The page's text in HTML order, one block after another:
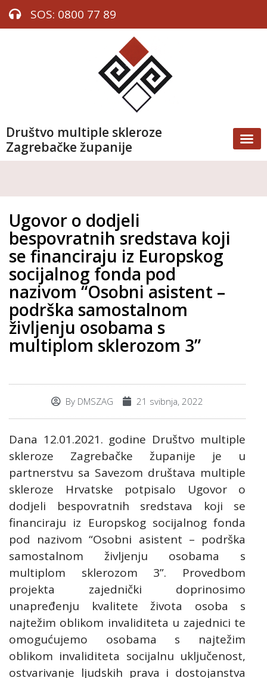
SOS: 0800 77 89
Društvo multiple skleroze
Zagrebačke županije
Ugovor o dodjeli
bespovratnih sredstava koji
se financiraju iz Europskog
socijalnog fonda pod
nazivom “Osobni asistent –
podrška samostalnom
življenju osobama s
multiplom sklerozom 3”
By DMSZAG 21 svibnja, 2022
Dana 12.01.2021. godine Društvo multiple
skleroze Zagrebačke županije je u
partnerstvu sa Savezom društava multiple
skleroze Hrvatske potpisalo Ugovor o
dodjeli bespovratnih sredstava koji se
financiraju iz Europskog socijalnog fonda
pod nazivom “Osobni asistent – podrška
samostalnom življenju osobama s
multiplom sklerozom 3”. Provedbom
projekta zajednički doprinosimo
unapređenju kvalitete života osoba s
najtežim oblikom invaliditeta u zajednici te
omogućujemo osobama s najtežim
oblikom invaliditeta socijalnu uključenost,
ostvarivanje ljudskih prava i dostojanstva